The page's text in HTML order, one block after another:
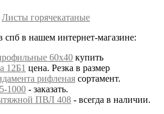
Листы горячекатаные
в нашем интернет-магазине:
60х40 купить
12Б1 цена. Резка в размер
рифленая сортамент.
1000 - заказать.
ПВЛ 408 - всегда в наличии.